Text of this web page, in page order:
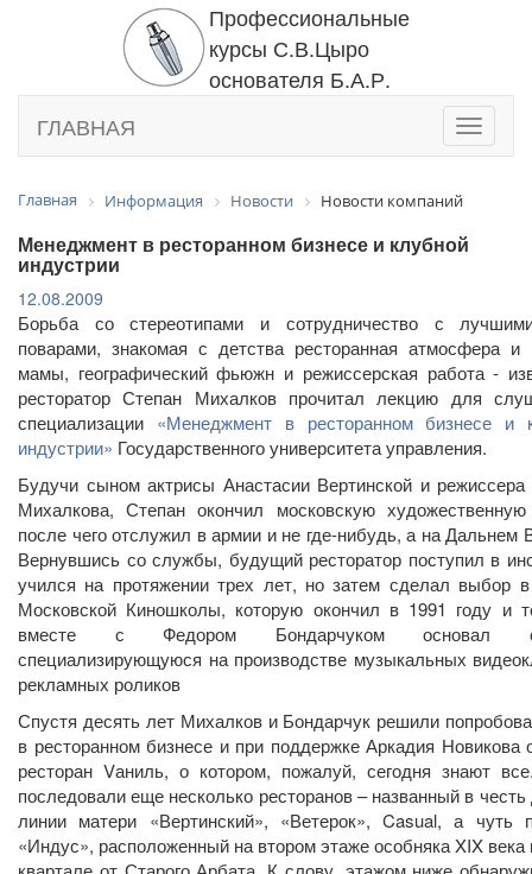
Профессиональные
курсы С.В.Цыро
основателя Б.А.Р.
Toggle
ГЛАВНАЯ
Главная Информация Новости Новости компаний
Менеджмент в ресторанном бизнесе и клубной
индустрии
12.08.2009
Борьба со стереотипами и сотрудничество с
поварами, знакомая с детства ресторанная атмосфера
мамы, географический фьюжн и режиссерская работа -
ресторатор Степан Михалков прочитал лекцию для
специализации «Менеджмент в ресторанном бизнесе и
индустрии» Государственного университета управления.
Будучи сыном актрисы Анастасии Вертинской и
Михалкова, Степан окончил московскую
после чего отслужил в армии и не где-нибудь, а на Дальнем
Вернувшись со службы, будущий ресторатор поступил в
учился на протяжении трех лет, но затем сделал выбор
Московской Киношколы, которую окончил в 1991 году и
вместе с Федором Бондарчуком основал
специализирующуюся на производстве музыкальных
рекламных роликов
Спустя десять лет Михалков и Бондарчук решили
в ресторанном бизнесе и при поддержке Аркадия Новикова
ресторан Vаниль, о котором, пожалуй, сегодня знают
последовали еще несколько ресторанов – названный в
линии матери «Вертинский», «Ветерок», Casual, а чуть
«Индус», расположенный на втором этаже особняка XIX